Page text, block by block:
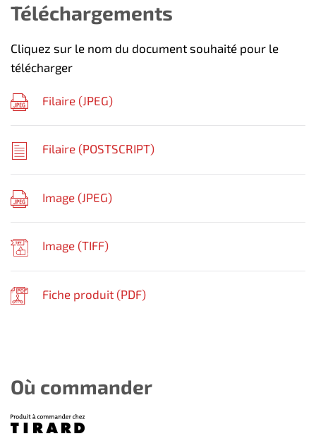
Téléchargements
Cliquez sur le nom du document souhaité pour le
télécharger
Filaire (JPEG)
Filaire (POSTSCRIPT)
Image (JPEG)
Image (TIFF)
Fiche produit (PDF)
Où commander